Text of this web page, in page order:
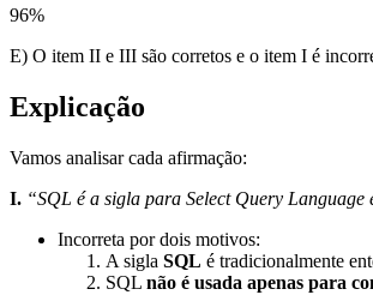
96%
E) O item II e III são corretos e o item I é
Explicação
Vamos analisar cada afirmação:
I. “SQL é a sigla para Select Query
Incorreta por dois motivos:
A sigla SQL é tradicionalmente
SQL não é usada apenas para